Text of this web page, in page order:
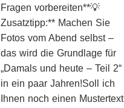
Fragen vorbereiten**💡
Zusatztipp:** Machen Sie
Fotos vom Abend selbst –
das wird die Grundlage für
„Damals und heute – Teil 2“
in ein paar Jahren!Soll ich
Ihnen noch einen Mustertext